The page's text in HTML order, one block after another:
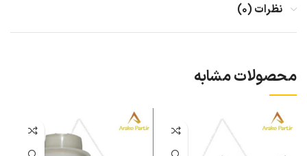
نظرات (۰)
محصولات مشابه